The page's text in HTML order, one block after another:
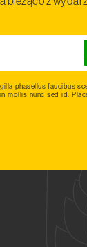
phasellus faucibus
mollis nunc sed id.